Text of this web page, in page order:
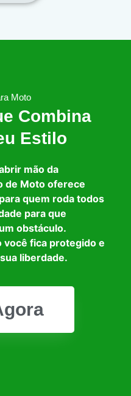
Moto
Combina
Estilo
mão da
de Moto oferece
quem roda todos
para que
obstáculo.
você fica protegido e
liberdade.